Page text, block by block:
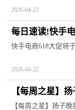
2026-04-22
每日速读!快手
快手电商618大促将
2026-04-22
【每周之星】
16周“作文之星
【每周之星】扬子